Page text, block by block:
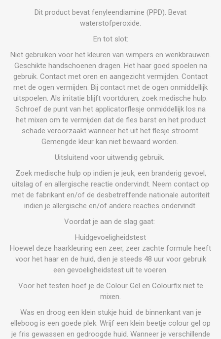
Dit product bevat fenyleendiamine (PPD). Bevat
waterstofperoxide.
En tot slot:
Niet gebruiken voor het kleuren van wimpers en wenkbrauwen.
Geschikte handschoenen dragen. Het haar goed spoelen na
gebruik. Contact met oren en aangezicht vermijden. Contact
met de ogen vermijden. Bij contact met de ogen onmiddellijk
uitspoelen. Als irritatie blijft voortduren, zoek medische hulp.
Schroef de punt van het applicatorflesje onmiddellijk los na
het mixen om te vermijden dat de fles barst en het product
schade veroorzaakt wanneer het uit het flesje stroomt.
Gemengde kleur kan niet bewaard worden.
Uitsluitend voor uitwendig gebruik.
Zoek medische hulp op indien je jeuk, een branderig gevoel,
uitslag of en allergische reactie ondervindt. Neem contact op
met de fabrikant en/of de desbetreffende nationale autoriteit
indien je allergische en/of andere reacties ondervindt.
Voordat je aan de slag gaat:
Huidgevoeligheidstest
Hoewel deze haarkleuring een zeer, zeer zachte formule heeft
voor het haar en de huid, dien je steeds 48 uur voor gebruik
een gevoeligheidstest uit te voeren.
Voor het testen hoef je de Colour Gel en Colourfix niet te
mixen.
Was en droog een klein stukje huid: de binnenkant van je
elleboog is een goede plek. Wrijf een klein beetje colour gel op
je fris gewassen en gedroogde huid. Wanneer je verschillende